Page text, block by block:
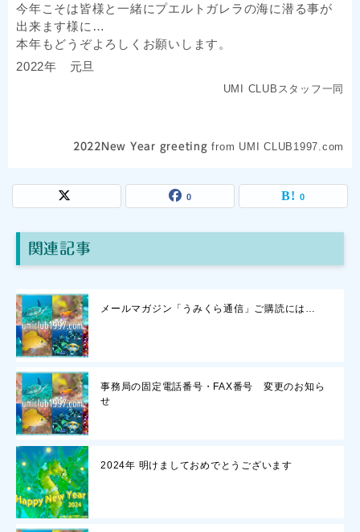
今年こそは皆様と一緒にプエルトガレラの海に潜る事が
出来ます様に…
本年もどうぞよろしくお願いします。
2022年 元旦
UMI CLUBスタッフ一同
2022New Year greeting from UMI CLUB1997.com
0 0
関連記事
メールマガジン「うみくら通信」ご購読には…
事務局の固定電話番号・FAX番号 変更のお知ら
せ
2024年 明けましておめでとうございます